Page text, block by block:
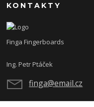
KONTAKTY
Finga Fingerboards
Ing. Petr Ptáček
finga@email.cz